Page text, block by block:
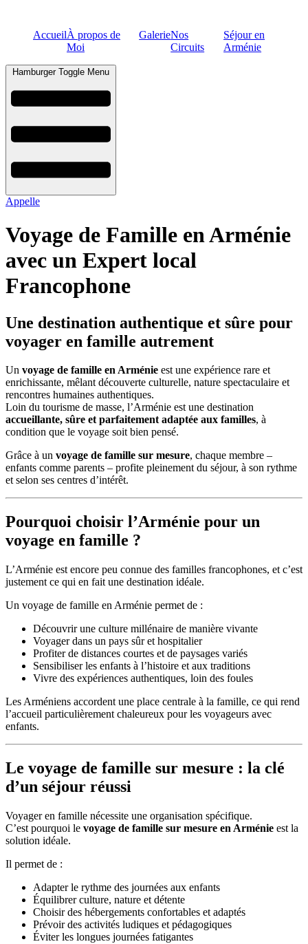
AccueilÀ propos de
Moi
GalerieNos
Circuits
Séjour en
Arménie
Hamburger Toggle Menu
Appelle
Voyage de Famille en Arménie
avec un Expert local
Francophone
Une destination authentique et sûre pour
voyager en famille autrement
Un voyage de famille en Arménie est une expérience rare et
enrichissante, mêlant découverte culturelle, nature spectaculaire et
rencontres humaines authentiques.
Loin du tourisme de masse, l’Arménie est une destination
accueillante, sûre et parfaitement adaptée aux familles, à
condition que le voyage soit bien pensé.
Grâce à un voyage de famille sur mesure, chaque membre –
enfants comme parents – profite pleinement du séjour, à son rythme
et selon ses centres d’intérêt.
Pourquoi choisir l’Arménie pour un
voyage en famille ?
L’Arménie est encore peu connue des familles francophones, et c’est
justement ce qui en fait une destination idéale.
Un voyage de famille en Arménie permet de :
Découvrir une culture millénaire de manière vivante
Voyager dans un pays sûr et hospitalier
Profiter de distances courtes et de paysages variés
Sensibiliser les enfants à l’histoire et aux traditions
Vivre des expériences authentiques, loin des foules
Les Arméniens accordent une place centrale à la famille, ce qui rend
l’accueil particulièrement chaleureux pour les voyageurs avec
enfants.
Le voyage de famille sur mesure : la clé
d’un séjour réussi
Voyager en famille nécessite une organisation spécifique.
C’est pourquoi le voyage de famille sur mesure en Arménie est la
solution idéale.
Il permet de :
Adapter le rythme des journées aux enfants
Équilibrer culture, nature et détente
Choisir des hébergements confortables et adaptés
Prévoir des activités ludiques et pédagogiques
Éviter les longues journées fatigantes